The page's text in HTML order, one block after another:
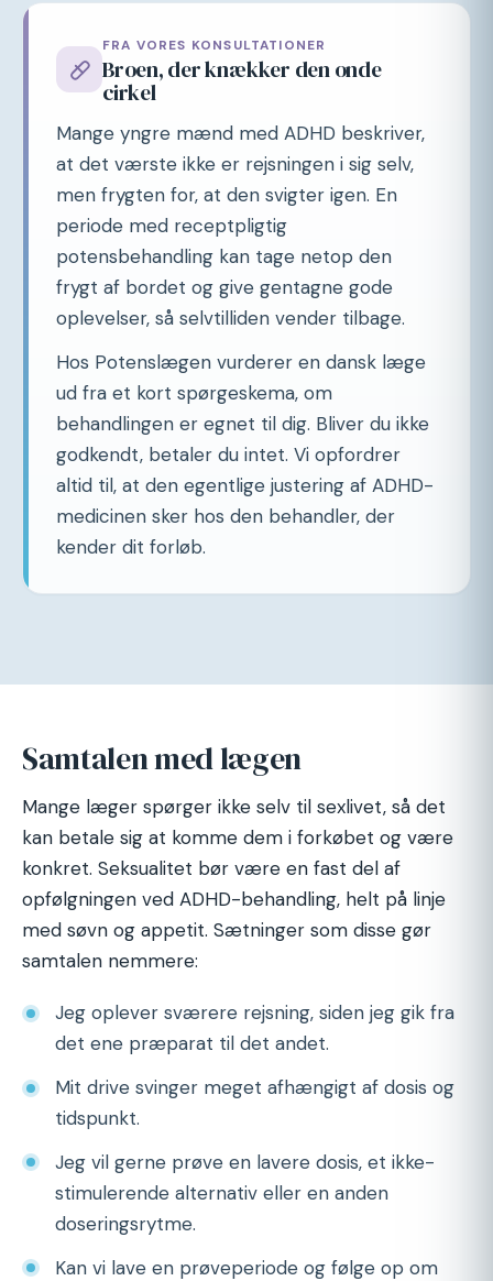
FRA VORES KONSULTATIONER
Broen, der knækker den onde
cirkel
Mange yngre mænd med ADHD beskriver,
at det værste ikke er rejsningen i sig selv,
men frygten for, at den svigter igen. En
periode med receptpligtig
potensbehandling kan tage netop den
frygt af bordet og give gentagne gode
oplevelser, så selvtilliden vender tilbage.
Hos Potenslægen vurderer en dansk læge
ud fra et kort spørgeskema, om
behandlingen er egnet til dig. Bliver du ikke
godkendt, betaler du intet. Vi opfordrer
altid til, at den egentlige justering af ADHD-
medicinen sker hos den behandler, der
kender dit forløb.
Samtalen med lægen
Mange læger spørger ikke selv til sexlivet, så det
kan betale sig at komme dem i forkøbet og være
konkret. Seksualitet bør være en fast del af
opfølgningen ved ADHD-behandling, helt på linje
med søvn og appetit. Sætninger som disse gør
samtalen nemmere:
Jeg oplever sværere rejsning, siden jeg gik fra
det ene præparat til det andet.
Mit drive svinger meget afhængigt af dosis og
tidspunkt.
Jeg vil gerne prøve en lavere dosis, et ikke-
stimulerende alternativ eller en anden
doseringsrytme.
Kan vi lave en prøveperiode og følge op om